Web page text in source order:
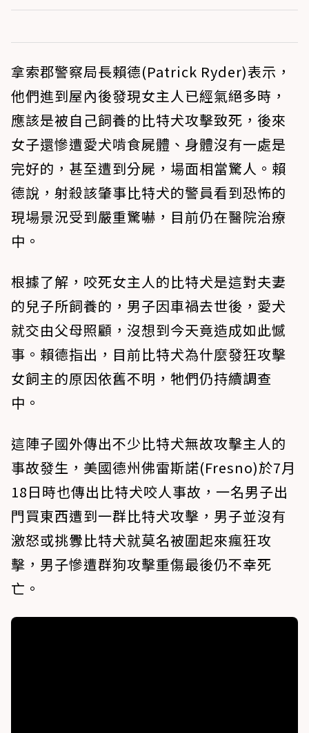
拿索郡警察局長賴德(Patrick Ryder)表示，
他們進到屋內後發現女主人已經氣絕多時，
應該是被自己飼養的比特犬攻擊致死，後來
女子還慘遭愛犬啃食屍體、身體沒有一處是
完好的，甚至遭到分屍，場面相當驚人。賴
德說，射殺該肇事比特犬的警員看到恐怖的
現場景況受到嚴重驚嚇，目前仍在醫院治療
中。
根據了解，咬死女主人的比特犬是這對夫妻
的兒子所飼養的，男子因車禍去世後，愛犬
就交由父母照顧，沒想到今天竟造成如此憾
事。賴德指出，目前比特犬為什麼發狂攻擊
女飼主的原因依舊不明，牠們仍持續調查
中。
這陣子國外傳出不少比特犬無故攻擊主人的
事故發生，美國德州佛雷斯諾(Fresno)於7月
18日時也傳出比特犬咬人事故，一名男子出
門買東西遭到一群比特犬攻擊，男子並沒有
激怒或挑釁比特犬就莫名被圍起來瘋狂攻
擊，男子慘遭群狗攻擊重傷最後仍不幸死
亡。